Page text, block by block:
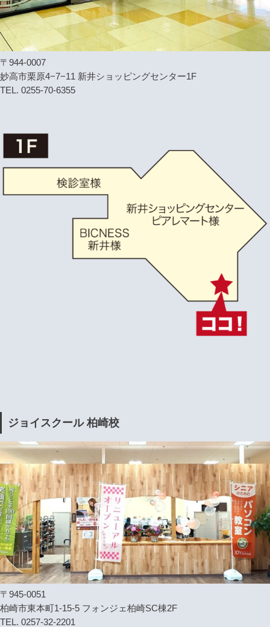
〒944-0007
妙高市栗原4−7−11 新井ショッピングセンター1F
TEL. 0255-70-6355
ジョイスクール 柏崎校
〒945-0051
柏崎市東本町1-15-5 フォンジェ柏崎SC棟2F
TEL. 0257-32-2201